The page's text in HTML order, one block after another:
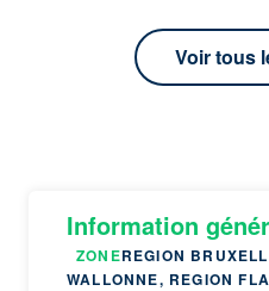
Voir tous
Information
ZONEREGION
WALLONNE, REGION